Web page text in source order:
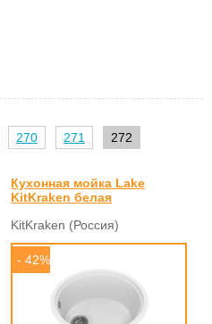
270 271 272
Кухонная мойка Lake
KitKraken белая
KitKraken (Россия)
- 42%